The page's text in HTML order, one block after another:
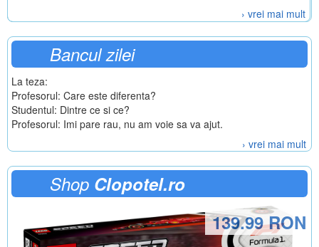
› vrei mai mult
Bancul zilei
La teza:
Profesorul: Care este diferenta?
Studentul: Dintre ce si ce?
Profesorul: Imi pare rau, nu am voie sa va ajut.
› vrei mai mult
Shop Clopotel.ro
139.99 RON